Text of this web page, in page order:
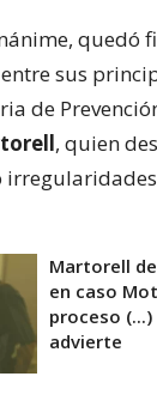
quedó
sus
de
, quien
Martorell
en caso
proceso
advierte